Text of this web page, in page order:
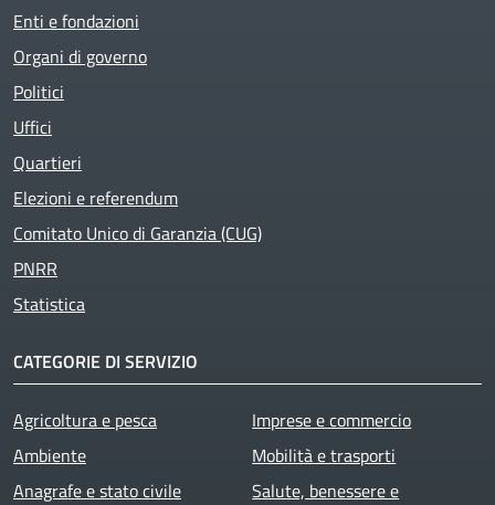
Enti e fondazioni
Organi di governo
Politici
Uffici
Quartieri
Elezioni e referendum
Comitato Unico di Garanzia (CUG)
PNRR
Statistica
CATEGORIE DI SERVIZIO
Agricoltura e pesca
Ambiente
Anagrafe e stato civile
Imprese e commercio
Mobilità e trasporti
Salute, benessere e